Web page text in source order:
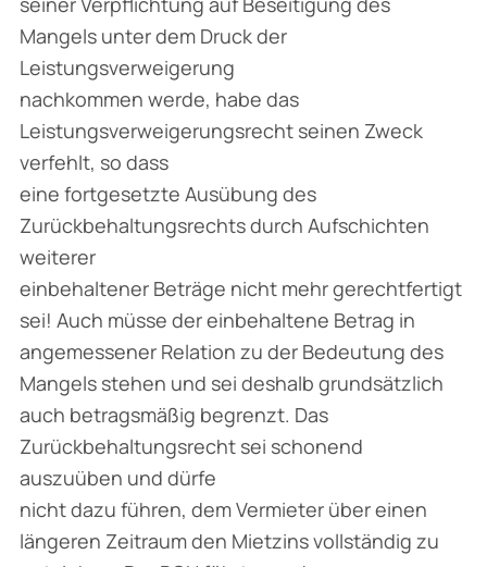
Mangels unter dem Druck der
Leistungsverweigerung
nachkommen werde, habe das
Leistungsverweigerungsrecht seinen Zweck
verfehlt, so dass
eine fortgesetzte Ausübung des
Zurückbehaltungsrechts durch Aufschichten
weiterer
einbehaltener Beträge nicht mehr gerechtfertigt
sei! Auch müsse der einbehaltene Betrag in
angemessener Relation zu der Bedeutung des
Mangels stehen und sei deshalb grundsätzlich
auch betragsmäßig begrenzt. Das
Zurückbehaltungsrecht sei schonend
auszuüben und dürfe
nicht dazu führen, dem Vermieter über einen
längeren Zeitraum den Mietzins vollständig zu